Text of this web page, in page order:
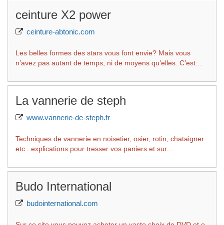
ceinture X2 power
ceinture-abtonic.com
Les belles formes des stars vous font envie? Mais vous
n’avez pas autant de temps, ni de moyens qu’elles. C’est...
La vannerie de steph
www.vannerie-de-steph.fr
Techniques de vannerie en noisetier, osier, rotin, chataigner
etc...explications pour tresser vos paniers et sur...
Budo International
budointernational.com